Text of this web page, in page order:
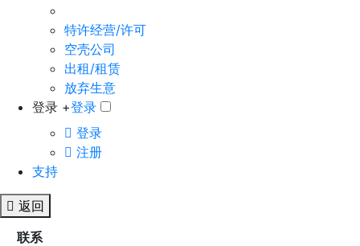
特许经营/许可
空壳公司
出租/租赁
放弃生意
登录 +登录
登录
注册
支持
返回
联系